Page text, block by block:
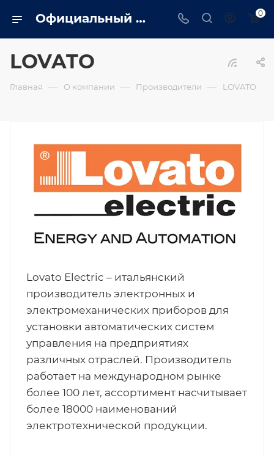
Официальный сайт дилера Lovato в Ярославле. Вся информация о генераторах, сервис, монтаж, обслуживание 0
LOVATO
Главная — О компании — Производители — LOVATO
Lovato Electric – итальянский
производитель электронных и
электромеханических приборов для
установки автоматических систем
управления на предприятиях
различных отраслей. Производитель
работает на международном рынке
более 100 лет, ассортимент насчитывает
более 18000 наименований
электротехнической продукции.